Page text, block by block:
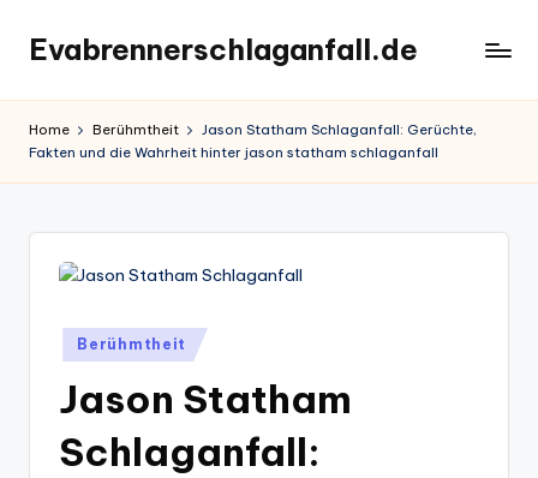
content
Evabrennerschlaganfall.de
Home Berühmtheit
Jason Statham Schlaganfall: Gerüchte,
Fakten und die Wahrheit hinter jason statham schlaganfall
Posted
in
Berühmtheit
Jason Statham
Schlaganfall: